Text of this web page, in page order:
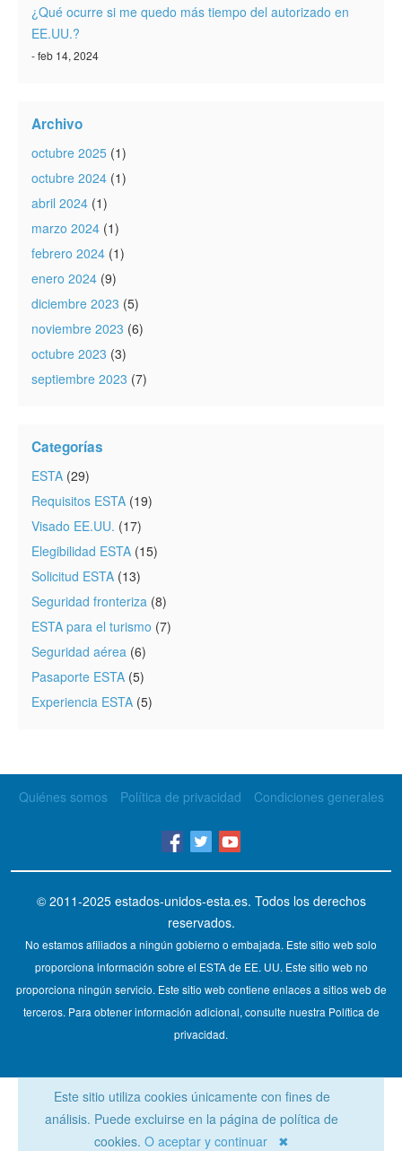
¿Qué ocurre si me quedo más tiempo del autorizado en
EE.UU.?
- feb 14, 2024
Archivo
octubre 2025 (1)
octubre 2024 (1)
abril 2024 (1)
marzo 2024 (1)
febrero 2024 (1)
enero 2024 (9)
diciembre 2023 (5)
noviembre 2023 (6)
octubre 2023 (3)
septiembre 2023 (7)
Categorías
ESTA (29)
Requisitos ESTA (19)
Visado EE.UU. (17)
Elegibilidad ESTA (15)
Solicitud ESTA (13)
Seguridad fronteriza (8)
ESTA para el turismo (7)
Seguridad aérea (6)
Pasaporte ESTA (5)
Experiencia ESTA (5)
Quiénes somos Política de privacidad Condiciones generales
© 2011-2025 estados-unidos-esta.es. Todos los derechos
reservados.
No estamos afiliados a ningún gobierno o embajada. Este sitio web solo
proporciona información sobre el ESTA de EE. UU. Este sitio web no
proporciona ningún servicio. Este sitio web contiene enlaces a sitios web de
terceros. Para obtener información adicional, consulte nuestra Política de
privacidad.
Este sitio utiliza cookies únicamente con fines de
análisis. Puede excluirse en la página de política de
cookies. O aceptar y continuar ✖